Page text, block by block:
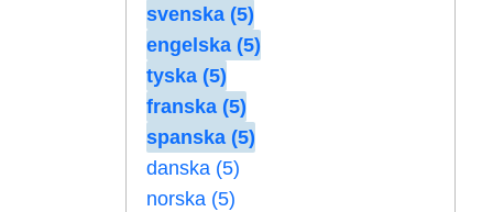
svenska (5)
engelska (5)
tyska (5)
franska (5)
spanska (5)
danska (5)
norska (5)